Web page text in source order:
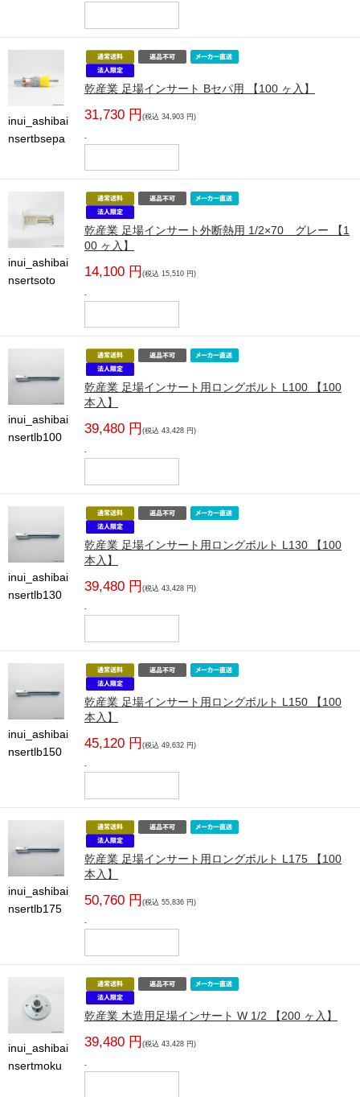
inui_ashibai
nsertbsepa
乾産業 足場インサート Bセパ用 【100 ヶ入】
31,730 円 (税込 34,903 円)
-
inui_ashibai
nsertsoto
乾産業 足場インサート外断熱用 1/2×70 グレー 【1
00 ヶ入】
14,100 円 (税込 15,510 円)
-
inui_ashibai
nsertlb100
乾産業 足場インサート用ロングボルト L100 【100
本入】
39,480 円 (税込 43,428 円)
-
inui_ashibai
nsertlb130
乾産業 足場インサート用ロングボルト L130 【100
本入】
39,480 円 (税込 43,428 円)
-
inui_ashibai
nsertlb150
乾産業 足場インサート用ロングボルト L150 【100
本入】
45,120 円 (税込 49,632 円)
-
inui_ashibai
nsertlb175
乾産業 足場インサート用ロングボルト L175 【100
本入】
50,760 円 (税込 55,836 円)
-
inui_ashibai
nsertmoku
乾産業 木造用足場インサート W 1/2 【200 ヶ入】
39,480 円 (税込 43,428 円)
-